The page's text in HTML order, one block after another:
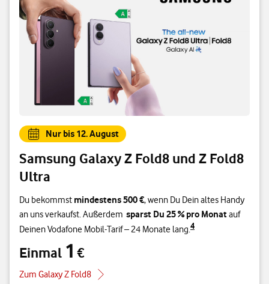
Nur bis 12. August
Samsung Galaxy Z Fold8 und Z Fold8
Ultra
Du bekommst mindestens 500 €, wenn Du Dein altes Handy
an uns verkaufst. Außerdem sparst Du 25 % pro Monatauf
Deinen Vodafone Mobil-Tarif – 24 Monate lang.4
Einmal 1 €
Einmal 1 €
Zum Galaxy Z Fold8